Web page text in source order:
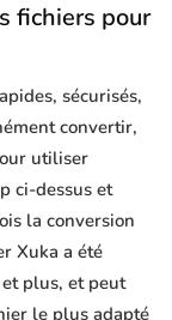
fichiers pour
sécurisés,
convertir,
utiliser
ci-dessus et
la conversion
Xuka a été
plus, et peut
le plus adapté